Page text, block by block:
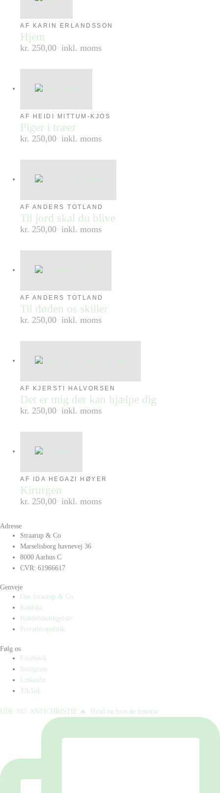
AF KARIN ERLANDSSON
Hjem
kr. 250,00 inkl. moms
AF HEIDI MITTUM-KJOS
Piger i træer
kr. 250,00 inkl. moms
AF ANDERS TOTLAND
Til jord skal du blive
kr. 250,00 inkl. moms
AF ANDERS TOTLAND
Til døden os skiller
kr. 250,00 inkl. moms
AF KJERSTI HALVORSEN
Det er mig der kan hjælpe dig
kr. 250,00 inkl. moms
AF IDA HEGAZI HØYER
Kirurgen
kr. 250,00 inkl. moms
Adresse
Straarup & Co
Marselisborg havnevej 36
8000 Aarhus C
CVR: 61966617
Genveje
Om Straarup & Co
Kontakt
Handelsbetingelser
Privatlivspolitik
Følg os
Facebook
Instagram
LinkedIn
TikTok
UDE NU: ANTICHRISTIE 🔥⁠ ⁠ Hvad nu hvis de historie